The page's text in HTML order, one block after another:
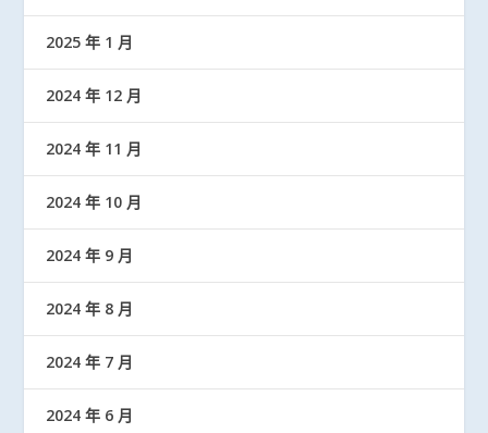
2025 年 1 月
2024 年 12 月
2024 年 11 月
2024 年 10 月
2024 年 9 月
2024 年 8 月
2024 年 7 月
2024 年 6 月